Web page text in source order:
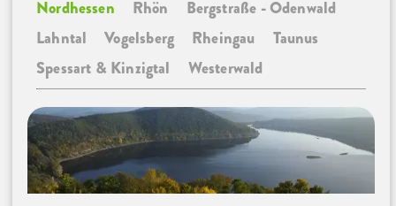
Nordhessen Rhön
Bergstraße - Odenwald
Lahntal
Vogelsberg Rheingau
Taunus
Spessart & Kinzigtal
Westerwald